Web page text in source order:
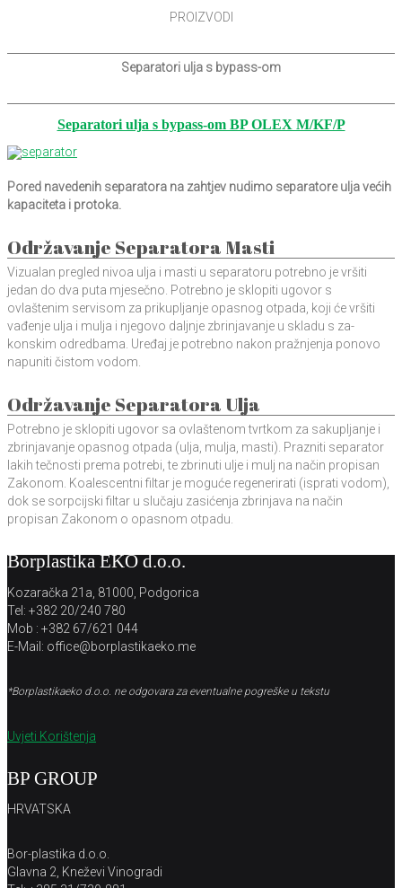
PROIZVODI
Separatori ulja s bypass-om
Separatori ulja s bypass-om BP OLEX M/KF/P
Pored navedenih separatora na zahtjev nudimo separatore ulja većih
kapaciteta i protoka.
Održavanje Separatora Masti
Vizualan pregled nivoa ulja i masti u separatoru potrebno je vršiti
jedan do dva puta mjesečno. Potrebno je sklopiti ugovor s
ovlaštenim servisom za prikupljanje opasnog otpada, koji će vršiti
vađenje ulja i mulja i njegovo daljnje zbrinjavanje u skladu s za-
konskim odredbama. Uređaj je potrebno nakon pražnjenja ponovo
napuniti čistom vodom.
Održavanje Separatora Ulja
Potrebno je sklopiti ugovor sa ovlaštenom tvrtkom za sakupljanje i
zbrinjavanje opasnog otpada (ulja, mulja, masti). Prazniti separator
lakih tečnosti prema potrebi, te zbrinuti ulje i mulj na način propisan
Zakonom. Koalescentni filtar je moguće regenerirati (isprati vodom),
dok se sorpcijski filtar u slučaju zasićenja zbrinjava na način
propisan Zakonom o opasnom otpadu.
Borplastika EKO d.o.o.
Kozaračka 21a, 81000, Podgorica
Tel: +382 20/240 780
Mob : +382 67/621 044
E-Mail: office@borplastikaeko.me
*Borplastikaeko d.o.o. ne odgovara za eventualne pogreške u tekstu
Uvjeti Korištenja
BP GROUP
HRVATSKA
Bor-plastika d.o.o.
Glavna 2, Kneževi Vinogradi